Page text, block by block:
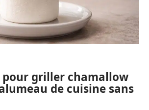
pour griller chamallow
de cuisine sans